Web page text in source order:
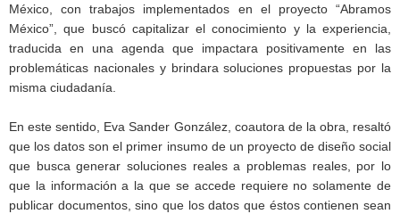
México, con trabajos implementados en el proyecto “Abramos
México”, que buscó capitalizar el conocimiento y la experiencia,
traducida en una agenda que impactara positivamente en las
problemáticas nacionales y brindara soluciones propuestas por la
misma ciudadanía.
En este sentido, Eva Sander González, coautora de la obra, resaltó
que los datos son el primer insumo de un proyecto de diseño social
que busca generar soluciones reales a problemas reales, por lo
que la información a la que se accede requiere no solamente de
publicar documentos, sino que los datos que éstos contienen sean